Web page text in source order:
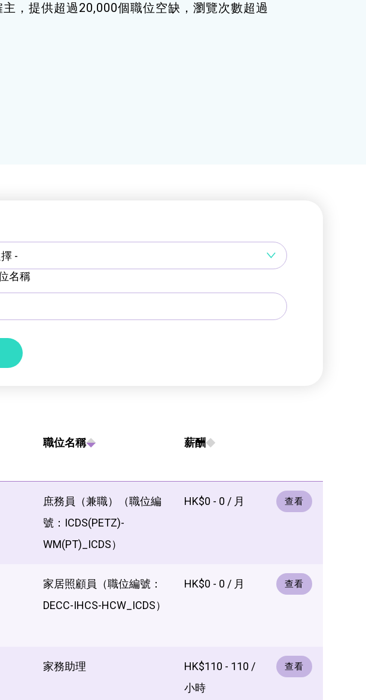
，提供超過20,000個職位空缺，瀏覽次數超過
-
名稱
職位名稱 薪酬
庶務員（兼職）（職位編
號：ICDS(PETZ)-
WM(PT)_ICDS）
HK$0 - 0 / 月 查看
家居照顧員（職位編號：
DECC-IHCS-HCW_ICDS）
HK$0 - 0 / 月 查看
家務助理
HK$110 - 110 /
小時
查看